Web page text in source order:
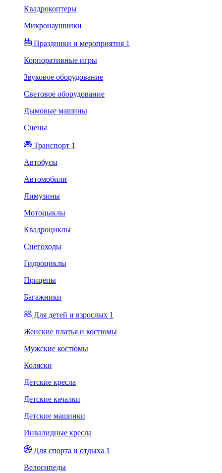
Квадрокоптеры
Микронаушники
Праздники и мероприятия 1
Корпоративные игры
Звуковое оборудование
Световое оборудование
Дымовые машины
Сцены
Транспорт 1
Автобусы
Автомобили
Лимузины
Мотоцыклы
Квадроциклы
Снегоходы
Гидроциклы
Прицепы
Багажники
Для детей и взрослых 1
Женские платья и костюмы
Мужские костюмы
Коляски
Детские кресла
Детские качалки
Детские машинки
Инвалидные кресла
Для спорта и отдыха 1
Велосипеды